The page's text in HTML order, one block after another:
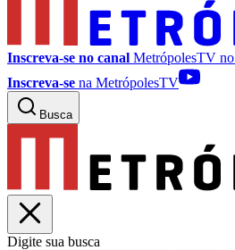
Inscreva-se no canal MetrópolesTV no
Inscreva-se na MetrópolesTV
Busca
Digite sua busca